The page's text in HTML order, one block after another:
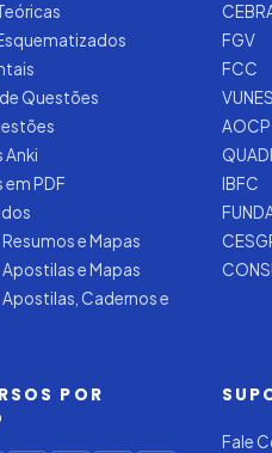
Questões
Anki
em PDF
e Mapas
e Mapas
Cadernos e
FGV
FCC
AOCP
IBFC
POR
Fale